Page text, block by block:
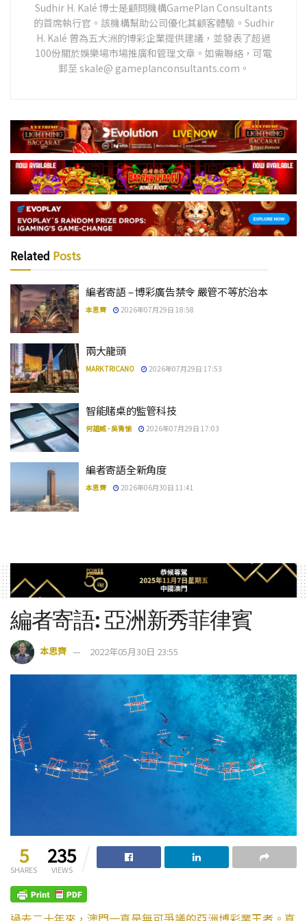
Sudhir H. Kalé 博士是顧問機構GamePlan Consultants
的首席執行官。該機構幫助公司優化其顧客體驗。Sudhir
H. Kalé 曾為五大洲的博彩企業提供建議，並發表了超過
100份關於娛樂場市場推廣和管理文章。如需聯絡，可電
郵至 skale@ gameplanconsultants.com。
Related Posts
編者寄語 – 博彩廣告禁令 嚴管不等於治本
本思齊 2026年07月29日 18:58
兩大龍頭
MARK TRICANO 2026年07月29日 17:53
智能賭桌的監管科技
何雄威 - 吳青愉 2026年07月29日 17:03
編者寄語全新角度
本思齊 2026年06月30日 11:41
編者寄語: 亞洲新秀菲律賓
本思齊 2022年05月30日 23:55
5
SHARES
235
VIEWS